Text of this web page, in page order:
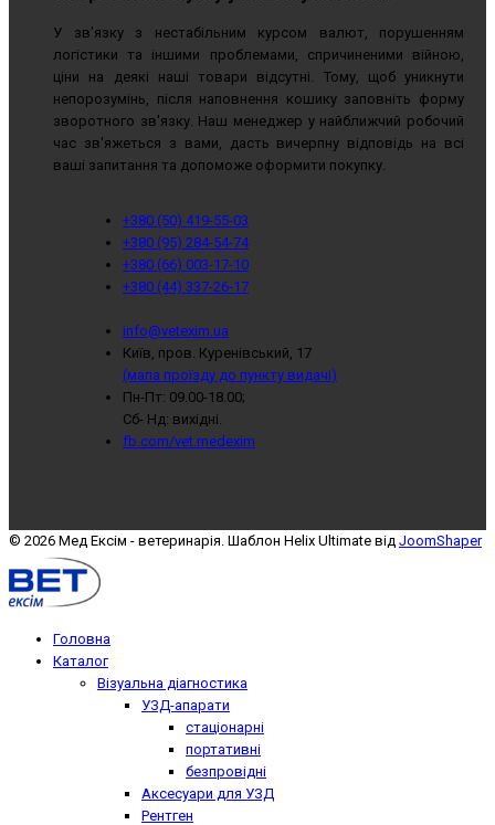
У зв'язку з нестабільним курсом валют, порушенням
логістики та іншими проблемами, спричиненими війною,
ціни на деякі наші товари відсутні. Тому, щоб уникнути
непорозумінь, після наповнення кошику заповніть форму
зворотного зв'язку. Наш менеджер у найближчий робочий
час зв'яжеться з вами, дасть вичерпну відповідь на всі
ваші запитання та допоможе оформити покупку.
+380 (50) 419-55-03
+380 (95) 284-54-74
+380 (66) 003-17-10
+380 (44) 337-26-17
info@vetexim.ua
Київ, пров. Куренівський, 17
(мапа проїзду до пункту видачі)
Пн-Пт: 09.00-18.00;
Сб- Нд: вихідні.
fb.com/vet.medexim
© 2026 Мед Ексім - ветеринарія. Шаблон Helix Ultimate від JoomShaper
Головна
Каталог
Візуальна діагностика
УЗД-апарати
стаціонарні
портативні
безпровідні
Аксесуари для УЗД
Рентген